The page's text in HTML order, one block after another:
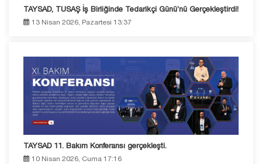
TAYSAD, TUSAŞ İş Birliğinde Tedarikçi Günü’nü Gerçekleştirdi!
13 Nisan 2026, Pazartesi 13:37
TAYSAD 11. Bakım Konferansı gerçekleşti.
10 Nisan 2026, Cuma 17:16